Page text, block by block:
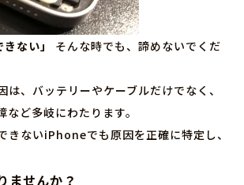
ない」
そんな時でも、諦めないでくだ
は、バッテリーやケーブルだけでなく、
ど多岐にわたります。
きないiPhoneでも原因を正確に特定し、
ませんか？